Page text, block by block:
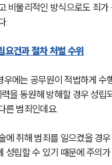
비물리적인 방식으로도 죄가
.
요건과 절차 처벌 수위
우에는 공무원이 적법하게 수
을 동원해 방해할 경우 성립
른 범죄인데요.
에 취해 범죄를 일으켰을 경
성립할 수 있기 때문에 주의